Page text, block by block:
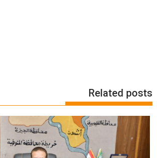
Related posts